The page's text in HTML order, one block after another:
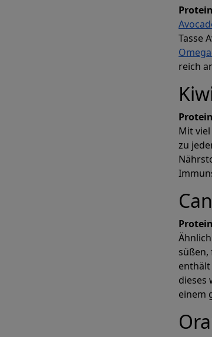
Tasse
reich
Mit
zu
süßen,
enthält
dieses
einem